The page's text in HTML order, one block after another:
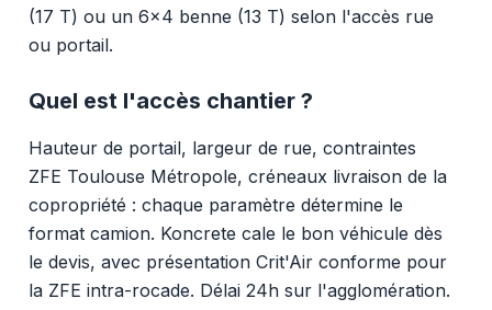
(17 T) ou un 6x4 benne (13 T) selon l'accès rue
ou portail.
Quel est l'accès chantier ?
Hauteur de portail, largeur de rue, contraintes
ZFE Toulouse Métropole, créneaux livraison de la
copropriété : chaque paramètre détermine le
format camion. Koncrete cale le bon véhicule dès
le devis, avec présentation Crit'Air conforme pour
la ZFE intra-rocade. Délai 24h sur l'agglomération.